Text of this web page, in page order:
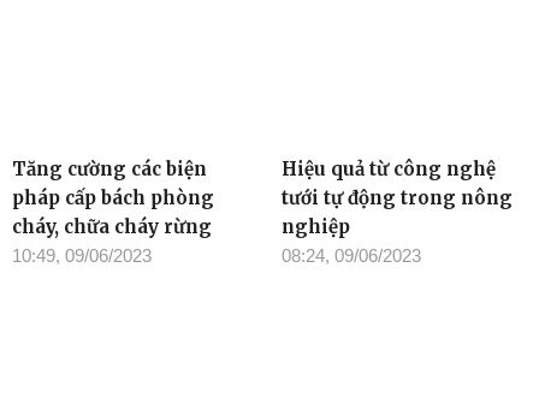
Tăng cường các biện
pháp cấp bách phòng
cháy, chữa cháy rừng
10:49, 09/06/2023
Hiệu quả từ công nghệ
tưới tự động trong nông
nghiệp
08:24, 09/06/2023